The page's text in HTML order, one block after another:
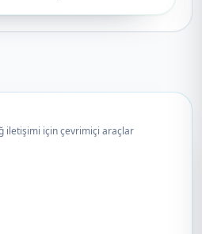
iletişimi için çevrimiçi araçlar